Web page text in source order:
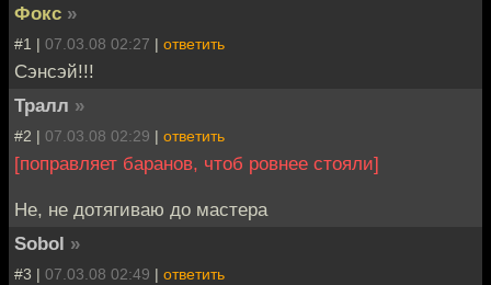
Фокс »
#1 | 07.03.08 02:27 | ответить
Сэнсэй!!!
Тралл »
#2 | 07.03.08 02:29 | ответить
[поправляет баранов, чтоб ровнее стояли]
Не, не дотягиваю до мастера
Sobol »
#3 | 07.03.08 02:49 | ответить